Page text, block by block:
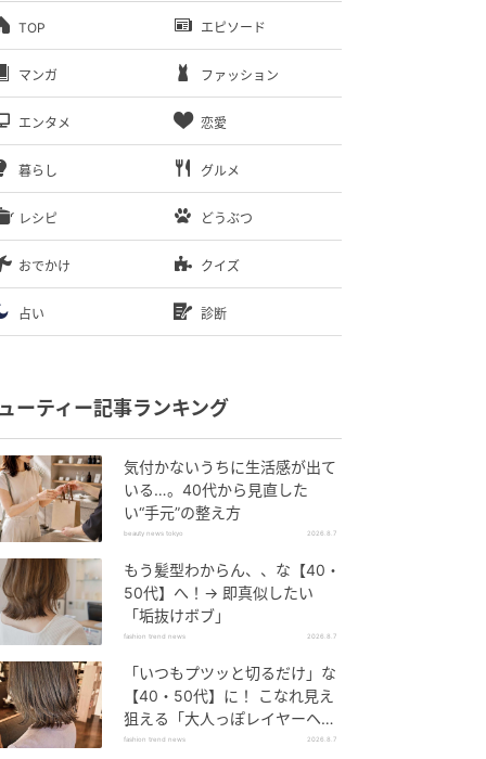
TOP エピソード
マンガ ファッション
エンタメ 恋愛
暮らし グルメ
レシピ どうぶつ
おでかけ クイズ
占い 診断
ーティー記事ランキング
気付かないうちに生活感が出て
いる…。40代から見直した
い“手元”の整え方
beauty news tokyo 2026.8.7
もう髪型わからん、、な【40・
50代】へ！→ 即真似したい
「垢抜けボブ」
fashion trend news 2026.8.7
「いつもプツッと切るだけ」な
【40・50代】に！ こなれ見え
狙える「大人っぽレイヤーヘ
ア」
fashion trend news 2026.8.7